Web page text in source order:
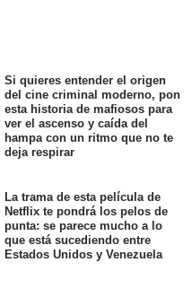
Si quieres entender el origen
del cine criminal moderno, pon
esta historia de mafiosos para
ver el ascenso y caída del
hampa con un ritmo que no te
deja respirar
La trama de esta película de
Netflix te pondrá los pelos de
punta: se parece mucho a lo
que está sucediendo entre
Estados Unidos y Venezuela